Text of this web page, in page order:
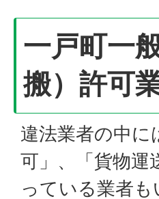
一戸町一
搬）許可
違法業者の中に
可」、「貨物運
っている業者